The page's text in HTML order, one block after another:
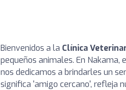
Bienvenidos a la Clínica
pequeños animales. En
nos dedicamos a brindarles un
significa 'amigo cercano', refleja